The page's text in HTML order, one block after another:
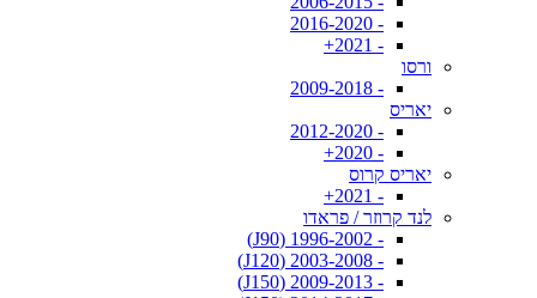
- 2016-2020
- 2021+
ורסו
- 2009-2018
יאריס
- 2012-2020
- 2020+
יאריס קרוס
- 2021+
לנד קרוזר / פראדו
- 1996-2002 (J90)
- 2003-2008 (J120)
- 2009-2013 (J150)